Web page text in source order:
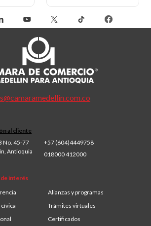
al cliente
No. 45-77
Antioquia
+57 (604)4449758
018000 412000
de interés
Alianzas y programas
Trámites virtuales
Certificados